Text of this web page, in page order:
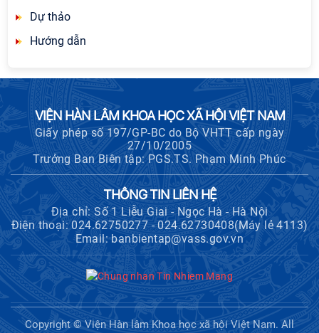
Dự thảo
Hướng dẫn
VIỆN HÀN LÂM KHOA HỌC XÃ HỘI VIỆT NAM
Giấy phép số 197/GP-BC do Bộ VHTT cấp ngày
27/10/2005
Trưởng Ban Biên tập: PGS.TS. Phạm Minh Phúc
THÔNG TIN LIÊN HỆ
Địa chỉ: Số 1 Liễu Giai - Ngọc Hà - Hà Nội
Điện thoại: 024.62750277 - 024.62730408(Máy lẻ 4113)
Email: banbientap@vass.gov.vn
Copyright © Viện Hàn lâm Khoa học xã hội Việt Nam. All